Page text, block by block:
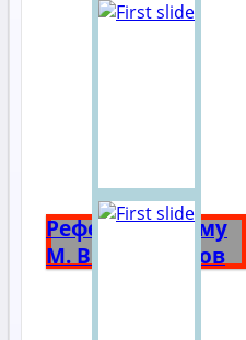
Реферат на тему
М. В. Ломоносов